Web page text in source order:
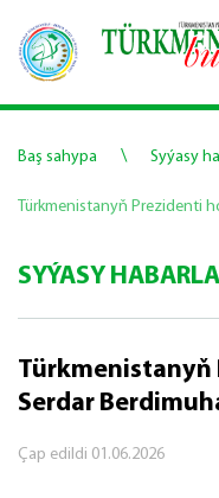
Baş sahypa \ Syýasy
Türkmenistanyň Prezidenti
SYÝASY
Serdar
Çap edildi 01.06.2026